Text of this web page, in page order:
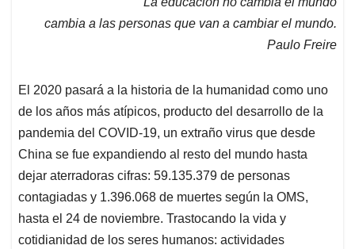
A
o
d
l
a
d
cambia a las personas que van a cambiar el mundo.
Paulo Freire
El 2020 pasará a la historia de la humanidad como uno
de los años más atípicos, producto del desarrollo de la
pandemia del COVID-19, un extraño virus que desde
China se fue expandiendo al resto del mundo hasta
dejar aterradoras cifras: 59.135.379 de personas
contagiadas y 1.396.068 de muertes según la OMS,
hasta el 24 de noviembre. Trastocando la vida y
cotidianidad de los seres humanos: actividades